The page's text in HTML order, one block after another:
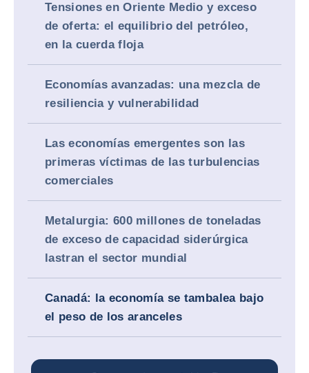
Tensiones en Oriente Medio y exceso
de oferta: el equilibrio del petróleo,
en la cuerda floja
Economías avanzadas: una mezcla de
resiliencia y vulnerabilidad
Las economías emergentes son las
primeras víctimas de las turbulencias
comerciales
Metalurgia: 600 millones de toneladas
de exceso de capacidad siderúrgica
lastran el sector mundial
Canadá: la economía se tambalea bajo
el peso de los aranceles